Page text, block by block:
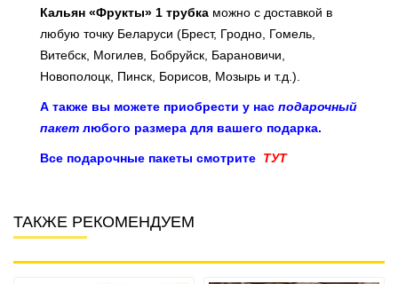
Кальян «Фрукты» 1 трубка можно с доставкой в
любую точку Беларуси (Брест, Гродно, Гомель,
Витебск, Могилев, Бобруйск, Барановичи,
Новополоцк, Пинск, Борисов, Мозырь и т.д.).
А также вы можете приобрести у нас подарочный
пакет любого размера для вашего подарка.
Все подарочные пакеты смотрите ТУТ
ТАКЖЕ РЕКОМЕНДУЕМ